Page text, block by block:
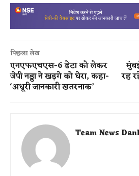
पिछला लेख
एनएफएचएस-6 डेटा को लेकर
जेपी नड्डा ने खड़गे को घेरा, कहा-
‘अधूरी जानकारी खतरनाक’
रह
Team News